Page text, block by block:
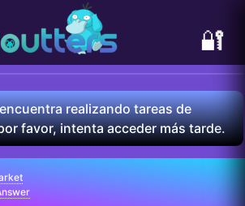
🔐
realizando tareas de
favor, intenta acceder más tarde.